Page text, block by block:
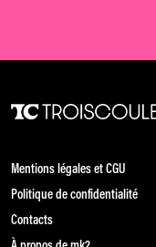
Mentions légales et CGU
Politique de confidentialité
Contacts